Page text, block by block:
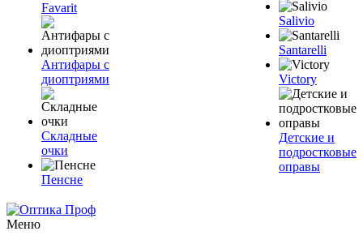
Favarit
Антифары с
диоптриями
Складные
очки
Пенсне
Salivio
Santarelli
Victory
Детские и
подростковые
оправы
Меню